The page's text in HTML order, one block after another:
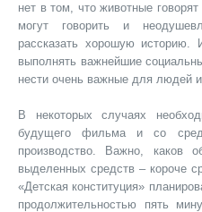
нет в том, что животные
могут говорить и
рассказать хорошую
выполнять важнейшие
нести очень важные для людей
В некоторых случаях
будущего фильма и со
производство. Важно, каков
выделенных средств – короче
«Детская конституция»
продолжительностью пять